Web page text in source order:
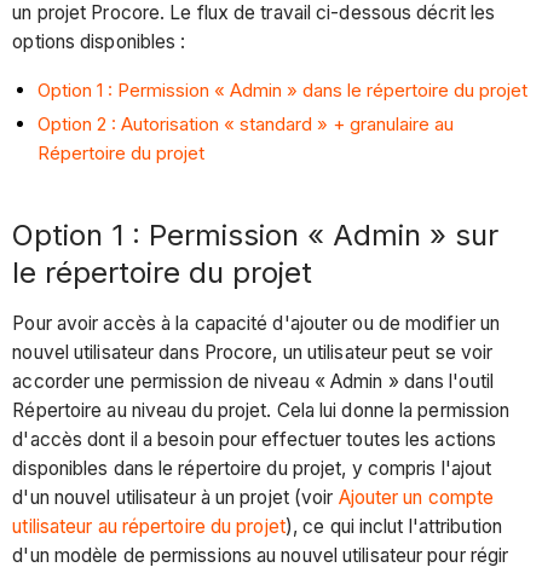
un projet Procore. Le flux de travail ci-dessous décrit les
options disponibles :
Option 1 : Permission « Admin » dans le répertoire du projet
Option 2 : Autorisation « standard » + granulaire au
Répertoire du projet
Option 1 : Permission « Admin » sur
le répertoire du projet
Pour avoir accès à la capacité d'ajouter ou de modifier un
nouvel utilisateur dans Procore, un utilisateur peut se voir
accorder une permission de niveau « Admin » dans l'outil
Répertoire au niveau du projet. Cela lui donne la permission
d'accès dont il a besoin pour effectuer toutes les actions
disponibles dans le répertoire du projet, y compris l'ajout
d'un nouvel utilisateur à un projet (voir Ajouter un compte
utilisateur au répertoire du projet), ce qui inclut l'attribution
d'un modèle de permissions au nouvel utilisateur pour régir